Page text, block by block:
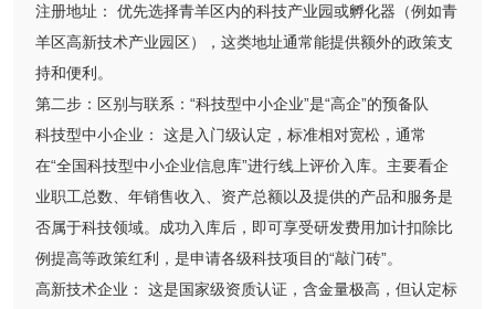
注册地址： 优先选择青羊区内的科技产业园或孵化器（例如青
羊区高新技术产业园区），这类地址通常能提供额外的政策支
持和便利。
第二步：区别与联系：“科技型中小企业”是“高企”的预备队
科技型中小企业： 这是入门级认定，标准相对宽松，通常
在“全国科技型中小企业信息库”进行线上评价入库。主要看企
业职工总数、年销售收入、资产总额以及提供的产品和服务是
否属于科技领域。成功入库后，即可享受研发费用加计扣除比
例提高等政策红利，是申请各级科技项目的“敲门砖”。
高新技术企业： 这是国家级资质认证，含金量极高，但认定标